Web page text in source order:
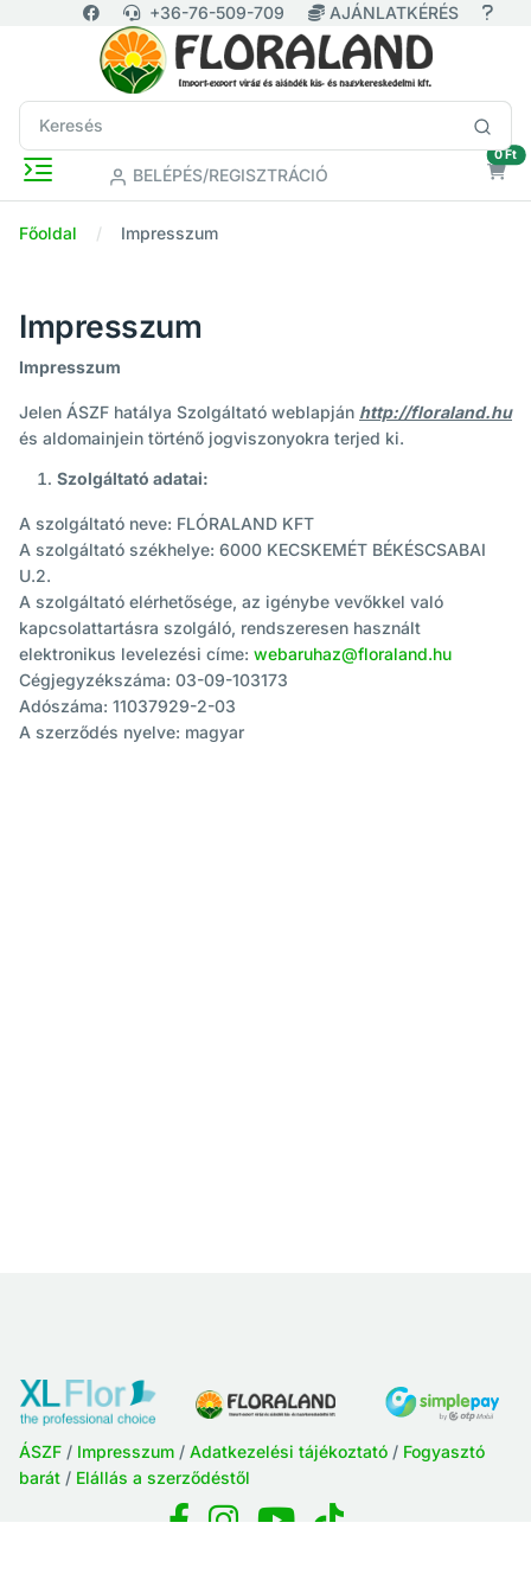
+36-76-509-709 AJÁNLATKÉRÉS
BELÉPÉS/REGISZTRÁCIÓ
0 Ft
Főoldal Impresszum
Impresszum
Impresszum
Jelen ÁSZF hatálya Szolgáltató weblapján http://floraland.hu
és aldomainjein történő jogviszonyokra terjed ki.
Szolgáltató adatai:
A szolgáltató neve: FLÓRALAND KFT
A szolgáltató székhelye: 6000 KECSKEMÉT BÉKÉSCSABAI
U.2.
A szolgáltató elérhetősége, az igénybe vevőkkel való
kapcsolattartásra szolgáló, rendszeresen használt
elektronikus levelezési címe: webaruhaz@floraland.hu
Cégjegyzékszáma: 03-09-103173
Adószáma: 11037929-2-03
A szerződés nyelve: magyar
ÁSZF / Impresszum / Adatkezelési tájékoztató / Fogyasztó
barát / Elállás a szerződéstől